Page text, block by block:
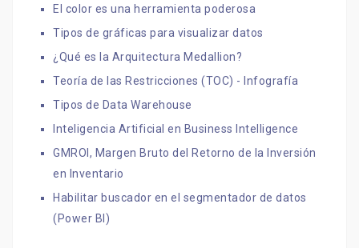
El color es una herramienta poderosa
Tipos de gráficas para visualizar datos
¿Qué es la Arquitectura Medallion?
Teoría de las Restricciones (TOC) - Infografía
Tipos de Data Warehouse
Inteligencia Artificial en Business Intelligence
GMROI, Margen Bruto del Retorno de la Inversión
en Inventario
Habilitar buscador en el segmentador de datos
(Power BI)